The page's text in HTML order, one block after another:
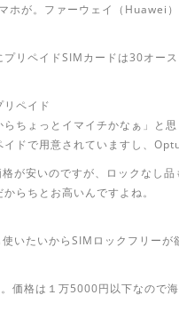
ホが。ファーウェイ（Huawei
リペイドSIMカードは30オー
リペイド
らちょっとイマイチかなぁ」と
イドで用意されていますし、
が安いのですが、ロックなし
らちとお高いんですよね。
いたいからSIMロックフリー
格は１万5000円以下なので